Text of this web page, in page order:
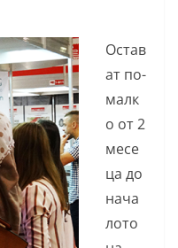
Остав
ат по-
малк
о от 2
месе
ца до
нача
лото